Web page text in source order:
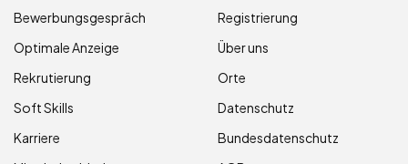
Bewerbungsgespräch
Optimale Anzeige
Rekrutierung
Soft Skills
Karriere
Registrierung
Über uns
Orte
Datenschutz
Bundesdatenschutz